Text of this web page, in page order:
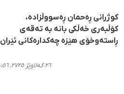
کوژرانی ڕەحمان ڕەسووڵزادە،
کۆڵبەری خەڵکی بانە بە تەقەی
ڕاستەوخۆی هێزە چەکدارەکانی ئێران
٢٦ گەلاوێژ ٢٧٢٥، ١٠:٥٦